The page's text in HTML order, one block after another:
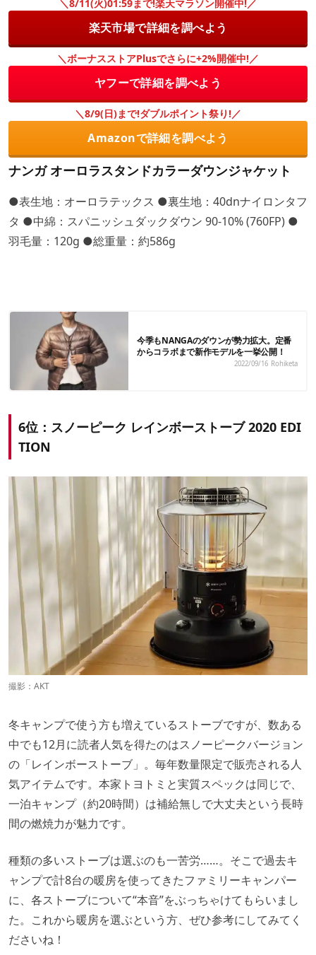
＼8/11(火)01:59まで!楽天マラソン開催中!／
楽天市場で詳細を調べよう
＼ボーナスストアPlusでさらに+2%開催中!／
ヤフーで詳細を調べよう
＼8/9(日)まで!ダブルポイント祭り!／
Amazonで詳細を調べよう
ナンガ オーロラスタンドカラーダウンジャケット
●表生地：オーロラテックス ●裏生地：40dnナイロンタフ
タ ●中綿：スパニッシュダックダウン 90-10% (760FP) ●
羽毛量：120g ●総重量：約586g
今季もNANGAのダウンが勢力拡大。定番
からコラボまで新作モデルを一挙公開！
2022/09/16 Rohiketa
6位：スノーピーク レインボーストーブ 2020 EDI
TION
撮影：AKT
冬キャンプで使う方も増えているストーブですが、数ある
中でも12月に読者人気を得たのはスノーピークバージョン
の「レインボーストーブ」。毎年数量限定で販売される人
気アイテムです。本家トヨトミと実質スペックは同じで、
一泊キャンプ（約20時間）は補給無しで大丈夫という長時
間の燃焼力が魅力です。
種類の多いストーブは選ぶのも一苦労……。そこで過去キ
ャンプで計8台の暖房を使ってきたファミリーキャンパー
に、各ストーブについて“本音”をぶっちゃけてもらいまし
た。これから暖房を選ぶという方、ぜひ参考にしてみてく
ださいね！